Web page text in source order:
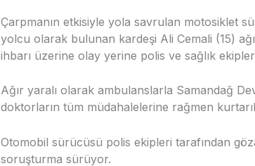
Çarpmanın etkisiyle yola savrulan motosiklet
yolcu olarak bulunan kardeşi Ali Cemali (15)
ihbarı üzerine olay yerine polis ve sağlık
Ağır yaralı olarak ambulanslarla Samandağ
doktorların tüm müdahalelerine rağmen
Otomobil sürücüsü polis ekipleri tarafından
soruşturma sürüyor.